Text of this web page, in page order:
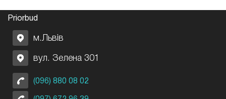
Priorbud
м.Львів
вул. Зелена 301
(096) 880 08 02